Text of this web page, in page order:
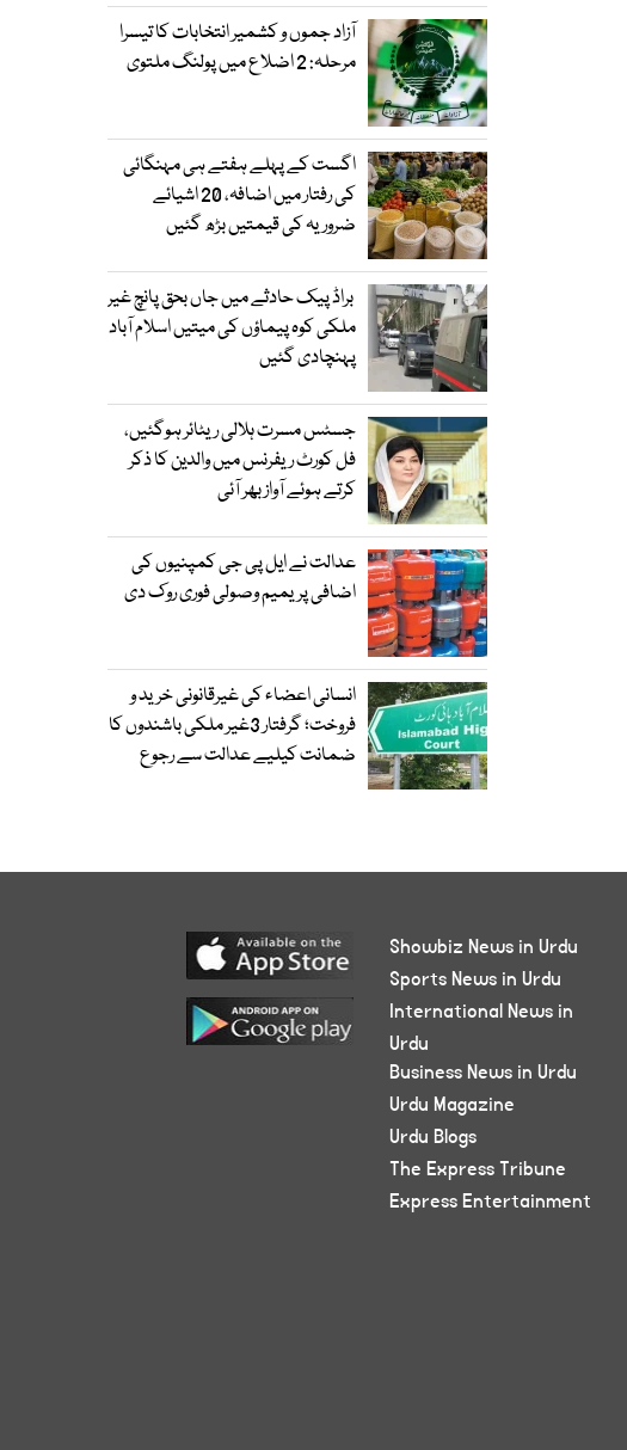
آزاد جموں و کشمیر انتخابات کا تیسرا
مرحلہ: 2 اضلاع میں پولنگ ملتوی
اگست کے پہلے ہفتے ہی مہنگائی
کی رفتار میں اضافہ، 20 اشیائے
ضروریہ کی قیمتیں بڑھ گئیں
براڈ پیک حادثے میں جاں بحق پانچ غیر
ملکی کوہ پیماؤں کی میتیں اسلام آباد
پہنچادی گئیں
جسٹس مسرت ہلالی ریٹائر ہوگئیں،
فل کورٹ ریفرنس میں والدین کا ذکر
کرتے ہوئے آواز بھر آئی
عدالت نے ایل پی جی کمپنیوں کی
اضافی پریمیم وصولی فوری روک دی
انسانی اعضاء کی غیرقانونی خرید و
فروخت؛ گرفتار 3غیر ملکی باشندوں کا
ضمانت کیلیے عدالت سے رجوع
Showbiz News in Urdu
Sports News in Urdu
International News in
Urdu
Business News in Urdu
Urdu Magazine
Urdu Blogs
The Express Tribune
Express Entertainment